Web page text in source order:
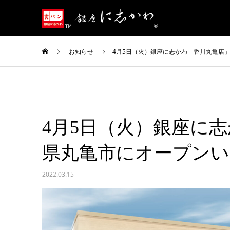
お知らせ 4月5日（火）銀座に志かわ「香川丸亀店
4月5日（火）銀座に
県丸亀市にオープン
2022.03.15